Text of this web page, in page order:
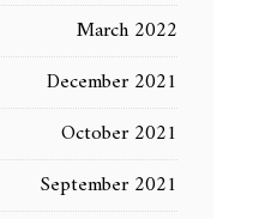
March 2022
December 2021
October 2021
September 2021